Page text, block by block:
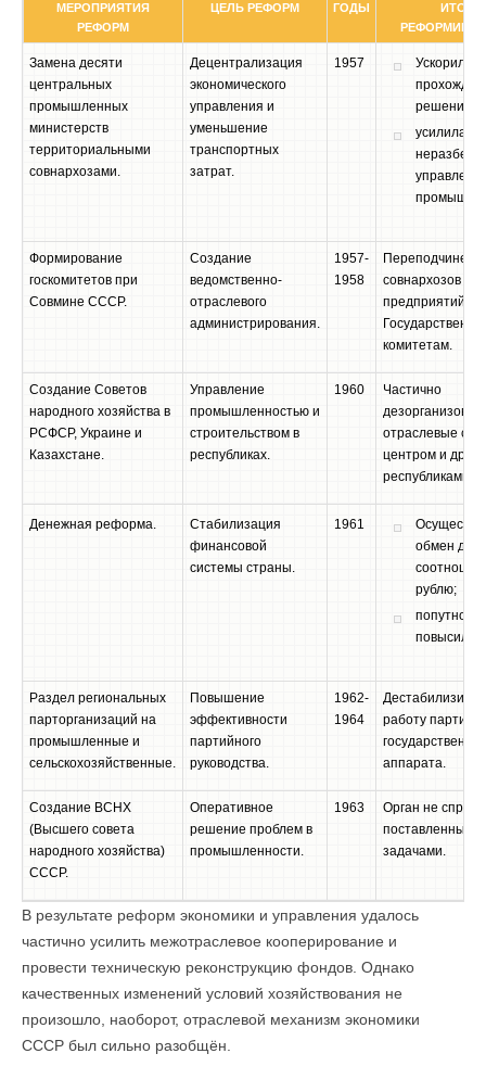
МЕРОПРИЯТИЯ
РЕФОРМ
ЦЕЛЬ РЕФОРМ ГОДЫ
ИТОГИ
Замена десяти
центральных
промышленных
министерств
территориальными
совнархозами.
Децентрализация
экономического
управления и
уменьшение
транспортных
затрат.
1957
Ускорила
решений;
усилила
Формирование
госкомитетов при
Совмине СССР.
Создание
ведомственно-
отраслевого
администрирования.
1957-
1958
совнархозов и
предприятий
комитетам.
Создание Советов
народного хозяйства в
РСФСР, Украине и
Казахстане.
Управление
промышленностью и
строительством в
республиках.
1960
Частично
отраслевые
центром и
республиками
Денежная реформа.
Стабилизация
финансовой
системы страны.
1961
обмен
рублю;
попутно
Раздел региональных
парторганизаций на
промышленные и
сельскохозяйственные.
Повышение
эффективности
партийного
руководства.
1962-
1964
работу
аппарата.
Создание ВСНХ
(Высшего совета
народного хозяйства)
СССР.
Оперативное
решение проблем в
промышленности.
1963
Орган не
поставленными
задачами.
В результате реформ экономики и управления удалось
частично усилить межотраслевое кооперирование и
провести техническую реконструкцию фондов. Однако
качественных изменений условий хозяйствования не
произошло, наоборот, отраслевой механизм экономики
СССР был сильно разобщён.